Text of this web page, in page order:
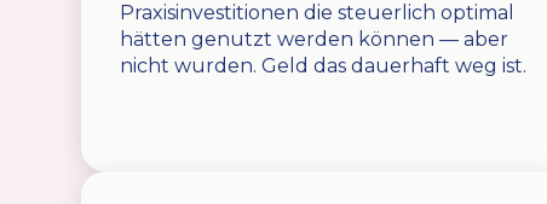
Praxisinvestitionen die steuerlich optimal
hätten genutzt werden können — aber
nicht wurden. Geld das dauerhaft weg ist.